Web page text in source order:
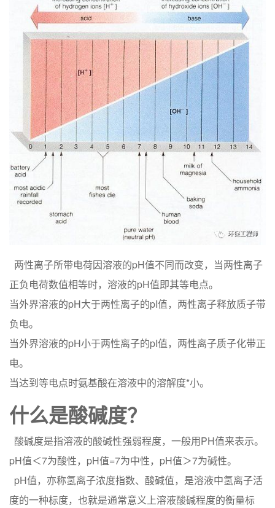
两性离子所带电荷因溶液的pH值不同而改变，当两性离子
正负电荷数值相等时，溶液的pH值即其等电点。
当外界溶液的pH大于两性离子的pI值，两性离子释放质子带
负电。
当外界溶液的pH小于两性离子的pI值，两性离子质子化带正
电。
当达到等电点时氨基酸在溶液中的溶解度*小。
什么是酸碱度？
酸碱度是指溶液的酸碱性强弱程度，一般用PH值来表示。
pH值＜7为酸性，pH值=7为中性，pH值＞7为碱性。
pH值，亦称氢离子浓度指数、酸碱值，是溶液中氢离子活
度的一种标度，也就是通常意义上溶液酸碱程度的衡量标